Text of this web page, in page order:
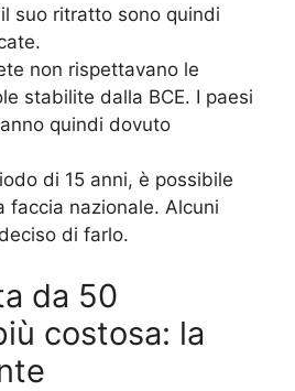
suo ritratto sono quindi
non rispettavano le
stabilite dalla BCE. I paesi
quindi dovuto
di 15 anni, è possibile
faccia nazionale. Alcuni
di farlo.
da 50
costosa: la